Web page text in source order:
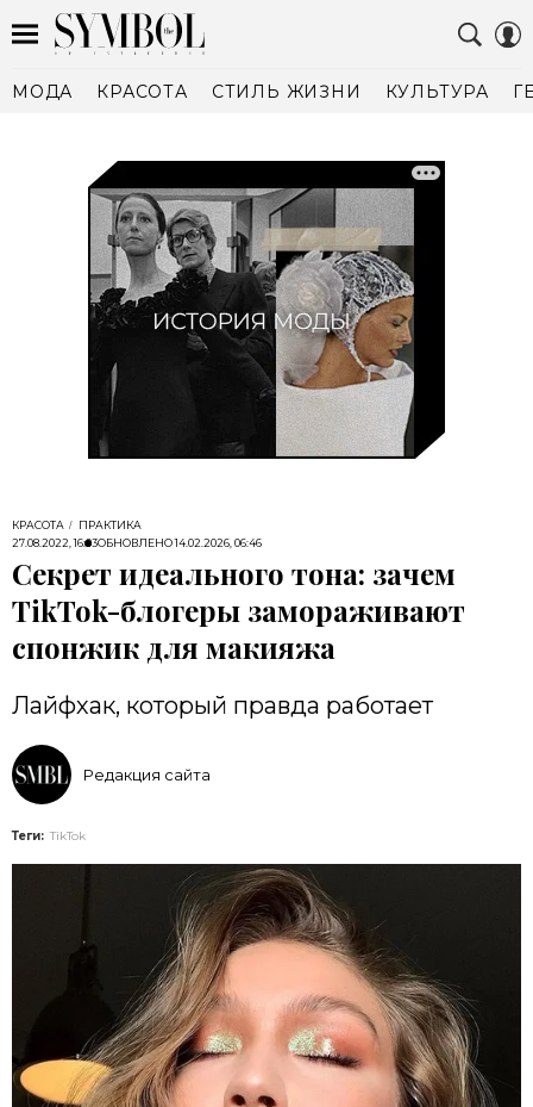
МОДА КРАСОТА СТИЛЬ ЖИЗНИ КУЛЬТУРА
КРАСОТА
ПРАКТИКА
27.08.2022, 16:03ОБНОВЛЕНО14.02.2026, 06:46
Секрет идеального тона: зачем
TikTok-блогеры замораживают
спонжик для макияжа
Лайфхак, который правда работает
Редакция сайта
Теги: TikTok